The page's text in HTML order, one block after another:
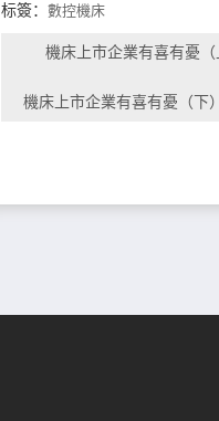
标簽： 數控機床
機床上市企業有喜有憂（
機床上市企業有喜有憂（下）